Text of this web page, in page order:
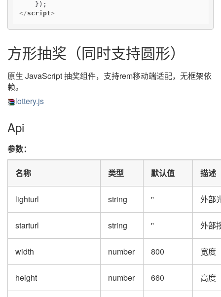
</script>
方形抽奖（同时支持圆形）
原生 JavaScript 抽奖组件，支持rem移动端适配，无框架依
赖。
lottery.js
Api
参数：
名称 类型 默认值 描述
lighturl string '' 外部
starturl string '' 外部
width number 800 宽度
height number 660 高度